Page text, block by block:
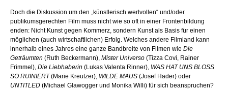
Doch die Diskussion um den „künstlerisch wertvollen“ und/oder
publikumsgerechten Film muss nicht wie so oft in einer Frontenbildung
enden: Nicht Kunst gegen Kommerz, sondern Kunst als Basis für einen
möglichen (auch wirtschaftlichen) Erfolg. Welches andere Filmland kann
innerhalb eines Jahres eine ganze Bandbreite von Filmen wie Die
Geträumten (Ruth Beckermann), Mister Universo (Tizza Covi, Rainer
Frimmel), Die Liebhaberin (Lukas Valenta Rinner), WAS HAT UNS BLOSS
SO RUINIERT(Marie Kreutzer), WILDE MAUS (Josef Hader) oder
UNTITLED (Michael Glawogger und Monika Willi) für sich beanspruchen?